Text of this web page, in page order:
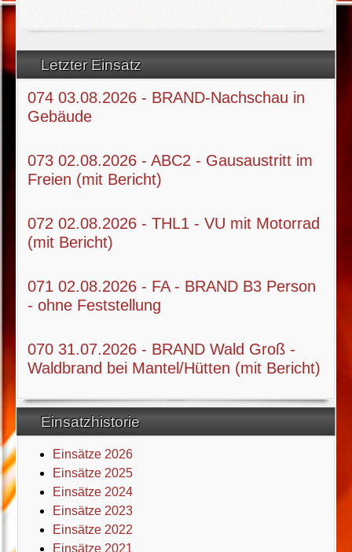
Letzter Einsatz
074 03.08.2026 - BRAND-Nachschau in
Gebäude
073 02.08.2026 - ABC2 - Gausaustritt im
Freien (mit Bericht)
072 02.08.2026 - THL1 - VU mit Motorrad
(mit Bericht)
071 02.08.2026 - FA - BRAND B3 Person
- ohne Feststellung
070 31.07.2026 - BRAND Wald Groß -
Waldbrand bei Mantel/Hütten (mit Bericht)
Einsatzhistorie
Einsätze 2026
Einsätze 2025
Einsätze 2024
Einsätze 2023
Einsätze 2022
Einsätze 2021